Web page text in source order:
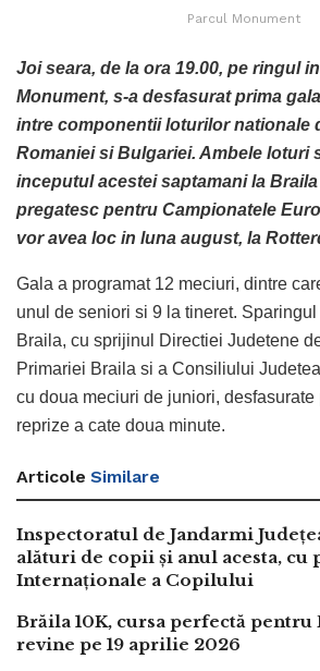
Parcul Monument
Joi seara, de la ora 19.00, pe ringul
Monument, s-a desfasurat prima
intre componentii loturilor nationale
Romaniei si Bulgariei. Ambele loturi
inceputul acestei saptamani la
pregatesc pentru Campionatele
vor avea loc in luna august, la
Gala a programat 12 meciuri, dintre
unul de seniori si 9 la tineret.
Braila, cu sprijinul Directiei Judetene
Primariei Braila si a Consiliului
cu doua meciuri de juniori, desfasurate
reprize a cate doua minute.
Articole Similare
Inspectoratul de Jandarmi
alături de copii și anul acesta,
Internaționale a Copilului
Brăila 10K, cursa perfectă pentru
revine pe 19 aprilie 2026